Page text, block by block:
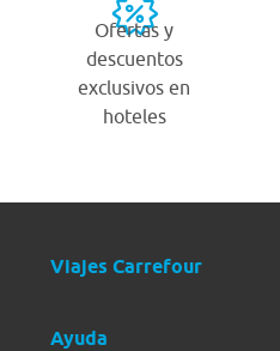
Ofertas y
descuentos
exclusivos en
hoteles
Viajes Carrefour
Ayuda